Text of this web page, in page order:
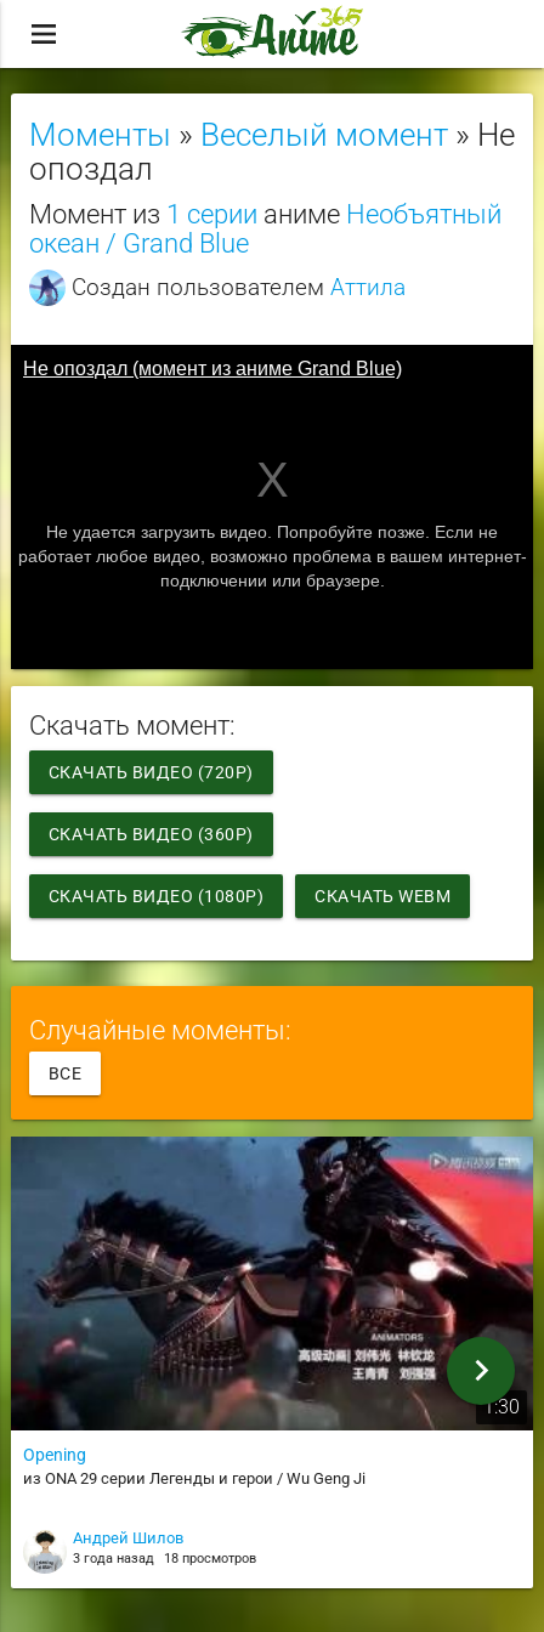
menu
Моменты » Веселый момент» Не
опоздал
Момент из 1 серии аниме Необъятный
океан / Grand Blue
Создан пользователем Аттила
Скачать момент:
СКАЧАТЬ ВИДЕО (720P)
СКАЧАТЬ ВИДЕО (360P)
СКАЧАТЬ ВИДЕО (1080P) СКАЧАТЬ WEBM
Случайные моменты:
ВСЕ
1:30
Opening
из ONA 29 серии Легенды и герои / Wu Geng Ji
Андрей Шилов
3 года назад 18 просмотров
chevron_right